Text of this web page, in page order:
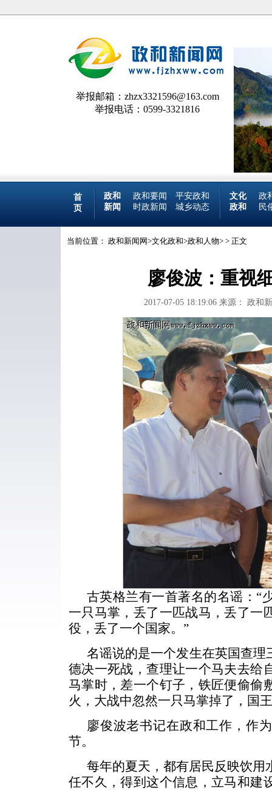
举报邮箱：zhzx3321596@163.com
举报电话：0599-3321816
首
页
政和 政和要闻
平安政和
新闻
时政新闻 城乡动态
文化
政
政和
民
当前位置： 政和新闻网>文化政和>政和人物> > 正文
廖俊波：重视
2017-07-05 18:19:06 来源： 政和
古英格兰有一首著名的名谣：“
一只马掌，丢了一匹战马，丢了一
役，丢了一个国家。”
名谣说的是一个发生在英国查
德决一死战，查理让一个马夫去给
马掌时，差一个钉子，铁匠便偷偷
火，大战中忽然一只马掌掉了，国
廖俊波老书记在政和工作，作
节。
每年的夏天，都有居民反映饮用
任不久，得到这个信息，立马和建